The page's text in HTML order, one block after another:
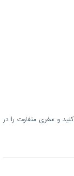
کنید و سفری متفاوت را در